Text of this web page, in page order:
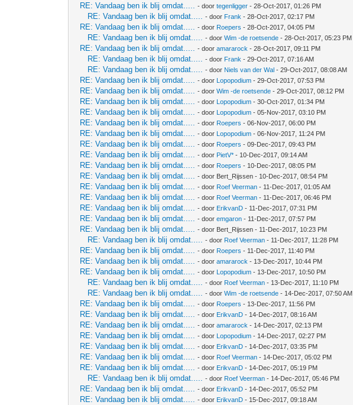
RE: Vandaag ben ik blij omdat..... - doortegenligger - 28-Oct-2017, 01:26 PM
RE: Vandaag ben ik blij omdat..... - door Frank - 28-Oct-2017, 02:17 PM
RE: Vandaag ben ik blij omdat..... - door Roepers - 28-Oct-2017, 04:05 PM
RE: Vandaag ben ik blij omdat..... - doorWim -de roetsende - 28-Oct-2017, 05:23 PM
RE: Vandaag ben ik blij omdat..... - dooramararock - 28-Oct-2017, 09:11 PM
RE: Vandaag ben ik blij omdat..... - door Frank - 29-Oct-2017, 07:16 AM
RE: Vandaag ben ik blij omdat..... - door Niels van der Wal - 29-Oct-2017, 08:08 AM
RE: Vandaag ben ik blij omdat..... - door Lopopodium - 29-Oct-2017, 07:53 PM
RE: Vandaag ben ik blij omdat..... - doorWim -de roetsende - 29-Oct-2017, 08:12 PM
RE: Vandaag ben ik blij omdat..... - door Lopopodium - 30-Oct-2017, 01:34 PM
RE: Vandaag ben ik blij omdat..... - door Lopopodium - 05-Nov-2017, 03:10 PM
RE: Vandaag ben ik blij omdat..... - door Roepers - 06-Nov-2017, 06:00 PM
RE: Vandaag ben ik blij omdat..... - door Lopopodium - 06-Nov-2017, 11:24 PM
RE: Vandaag ben ik blij omdat..... - door Roepers - 09-Dec-2017, 09:43 PM
RE: Vandaag ben ik blij omdat..... - door PietV* - 10-Dec-2017, 09:14 AM
RE: Vandaag ben ik blij omdat..... - door Roepers - 10-Dec-2017, 08:05 PM
RE: Vandaag ben ik blij omdat..... - door Bert_Rijssen - 10-Dec-2017, 08:54 PM
RE: Vandaag ben ik blij omdat..... - door Roef Veerman - 11-Dec-2017, 01:05 AM
RE: Vandaag ben ik blij omdat..... - door Roef Veerman - 11-Dec-2017, 06:46 PM
RE: Vandaag ben ik blij omdat..... - door ErikvanD - 11-Dec-2017, 07:31 PM
RE: Vandaag ben ik blij omdat..... - dooremgaron - 11-Dec-2017, 07:57 PM
RE: Vandaag ben ik blij omdat..... - door Bert_Rijssen - 11-Dec-2017, 10:23 PM
RE: Vandaag ben ik blij omdat..... - door Roef Veerman - 11-Dec-2017, 11:28 PM
RE: Vandaag ben ik blij omdat..... - door Roepers - 11-Dec-2017, 11:40 PM
RE: Vandaag ben ik blij omdat..... - dooramararock - 13-Dec-2017, 10:44 PM
RE: Vandaag ben ik blij omdat..... - door Lopopodium - 13-Dec-2017, 10:50 PM
RE: Vandaag ben ik blij omdat..... - door Roef Veerman - 13-Dec-2017, 11:10 PM
RE: Vandaag ben ik blij omdat..... - doorWim -de roetsende - 14-Dec-2017, 07:50 AM
RE: Vandaag ben ik blij omdat..... - door Roepers - 13-Dec-2017, 11:56 PM
RE: Vandaag ben ik blij omdat..... - door ErikvanD - 14-Dec-2017, 08:16 AM
RE: Vandaag ben ik blij omdat..... - dooramararock - 14-Dec-2017, 02:13 PM
RE: Vandaag ben ik blij omdat..... - door Lopopodium - 14-Dec-2017, 02:27 PM
RE: Vandaag ben ik blij omdat..... - door ErikvanD - 14-Dec-2017, 03:35 PM
RE: Vandaag ben ik blij omdat..... - door Roef Veerman - 14-Dec-2017, 05:02 PM
RE: Vandaag ben ik blij omdat..... - door ErikvanD - 14-Dec-2017, 05:19 PM
RE: Vandaag ben ik blij omdat..... - door Roef Veerman - 14-Dec-2017, 05:46 PM
RE: Vandaag ben ik blij omdat..... - door ErikvanD - 14-Dec-2017, 05:52 PM
RE: Vandaag ben ik blij omdat..... - door ErikvanD - 15-Dec-2017, 09:18 AM